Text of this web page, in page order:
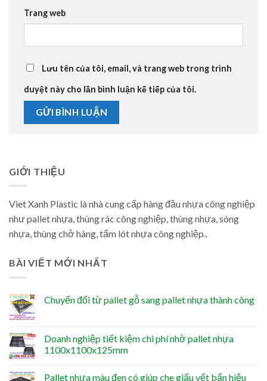
Trang web
Lưu tên của tôi, email, và trang web trong trình
duyệt này cho lần bình luận kế tiếp của tôi.
GIỚI THIỆU
Viet Xanh Plastic là nhà cung cấp hàng đầu nhựa công nghiệp
như pallet nhựa, thùng rác công nghiệp, thùng nhựa, sóng
nhựa, thùng chở hàng, tấm lót nhựa công nghiệp..
BÀI VIẾT MỚI NHẤT
Chuyển đổi từ pallet gỗ sang pallet nhựa thành công
Doanh nghiệp tiết kiệm chi phí nhờ pallet nhựa
1100x1100x125mm
Pallet nhựa màu đen có giúp che giấu vết bẩn hiệu